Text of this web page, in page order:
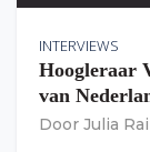
INTERVIEWS
Hoogleraar
van
Door Julia